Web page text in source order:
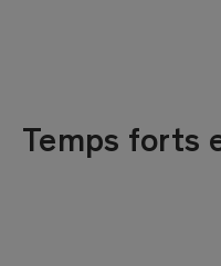
Temps forts